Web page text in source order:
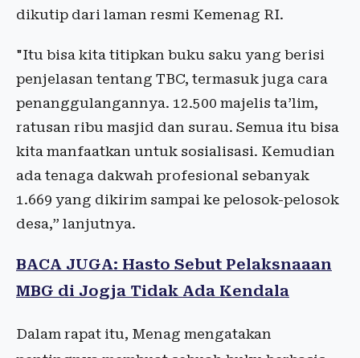
dikutip dari laman resmi Kemenag RI.
"Itu bisa kita titipkan buku saku yang berisi
penjelasan tentang TBC, termasuk juga cara
penanggulangannya. 12.500 majelis ta’lim,
ratusan ribu masjid dan surau. Semua itu bisa
kita manfaatkan untuk sosialisasi. Kemudian
ada tenaga dakwah profesional sebanyak
1.669 yang dikirim sampai ke pelosok-pelosok
desa,” lanjutnya.
BACA JUGA: Hasto Sebut Pelaksnaaan
MBG di Jogja Tidak Ada Kendala
Dalam rapat itu, Menag mengatakan